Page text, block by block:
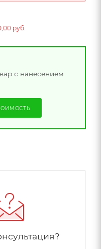
руб.
с нанесением